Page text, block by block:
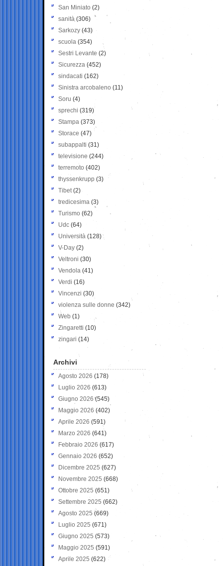
San Miniato (2)
sanità (306)
Sarkozy (43)
scuola (354)
Sestri Levante (2)
Sicurezza (452)
sindacati (162)
Sinistra arcobaleno (11)
Soru (4)
sprechi (319)
Stampa (373)
Storace (47)
subappalti (31)
televisione(244)
terremoto (402)
thyssenkrupp (3)
Tibet(2)
tredicesima (3)
Turismo (62)
Udc (64)
Università (128)
V-Day (2)
Veltroni (30)
Vendola (41)
Verdi (16)
Vincenzi (30)
violenza sulle donne (342)
Web (1)
Zingaretti (10)
zingari (14)
Archivi
Agosto 2026 (178)
Luglio 2026 (613)
Giugno 2026 (545)
Maggio 2026 (402)
Aprile 2026 (591)
Marzo 2026 (641)
Febbraio 2026 (617)
Gennaio 2026 (652)
Dicembre 2025 (627)
Novembre 2025 (668)
Ottobre 2025 (651)
Settembre 2025 (662)
Agosto 2025 (669)
Luglio 2025 (671)
Giugno 2025 (573)
Maggio 2025 (591)
Aprile 2025 (622)